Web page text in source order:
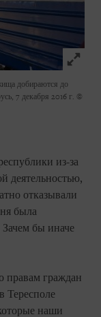
Click
добираются до
7 декабря 2016 г. ©
из-за
деятельностью,
отказывали
была
бы иначе
правам граждан
Тересполе
наши